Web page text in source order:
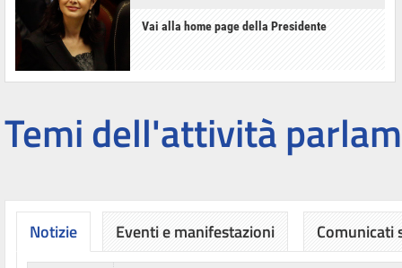
Vai alla home page della Presidente
Temi dell'attività
Notizie Eventi e manifestazioni Comunicati